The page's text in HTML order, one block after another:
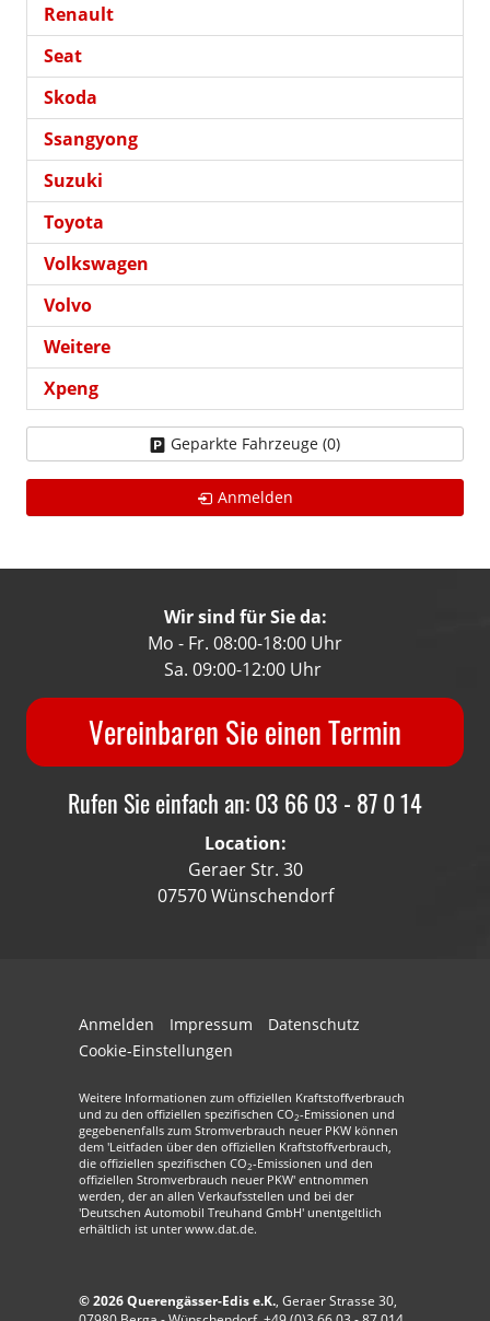
Renault
Seat
Skoda
Ssangyong
Suzuki
Toyota
Volkswagen
Volvo
Weitere
Xpeng
Geparkte Fahrzeuge (0)
Anmelden
Wir sind für Sie da:
Mo - Fr. 08:00-18:00 Uhr
Sa. 09:00-12:00 Uhr
Vereinbaren Sie einen Termin
Rufen Sie einfach an: 03 66 03 - 87 0 14
Location:
Geraer Str. 30
07570 Wünschendorf
Anmelden Impressum
Datenschutz
Cookie-Einstellungen
Weitere Informationen zum offiziellen Kraftstoffverbrauch
und zu den offiziellen spezifischen CO2-Emissionen und
gegebenenfalls zum Stromverbrauch neuer PKW können
dem 'Leitfaden über den offiziellen Kraftstoffverbrauch,
die offiziellen spezifischen CO2-Emissionen und den
offiziellen Stromverbrauch neuer PKW' entnommen
werden, der an allen Verkaufsstellen und bei der
'Deutschen Automobil Treuhand GmbH' unentgeltlich
erhältlich ist unter www.dat.de.
© 2026Querengässer-Edis e.K., Geraer Strasse 30,